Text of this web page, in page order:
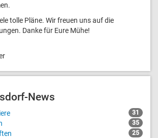
tolle Pläne. Wir freuen uns auf die
Danke für Eure Mühe!
News
31
35
25